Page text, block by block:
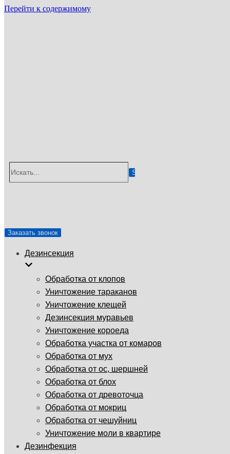
Перейти к содержимому
Заказать звонок
Дезинсекция
Обработка от клопов
Уничтожение тараканов
Уничтожение клещей
Дезинсекция муравьев
Уничтожение короеда
Обработка участка от комаров
Обработка от мух
Обработка от ос, шершней
Обработка от блох
Обработка от древоточца
Обработка от мокриц
Обработка от чешуйниц
Уничтожение моли в квартире
Дезинфекция